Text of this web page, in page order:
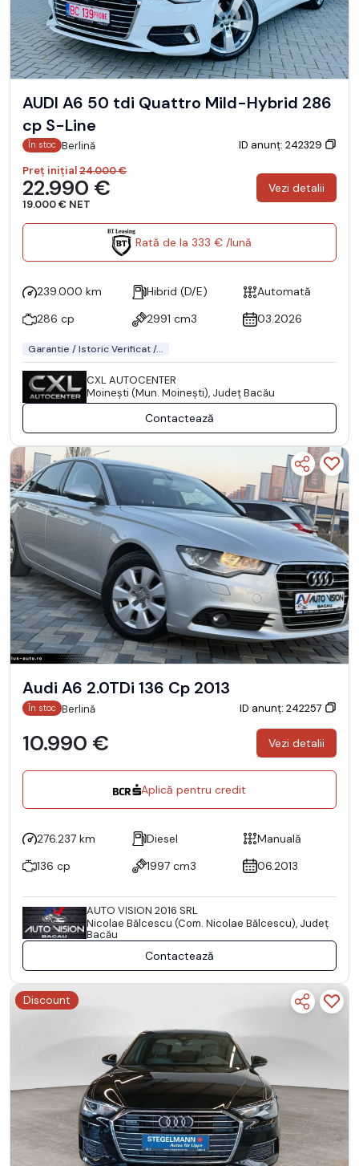
AUDI A6 50 tdi Quattro Mild-Hybrid 286
cp S-Line
În stoc Berlină
ID anunț: 242329
Preț inițial24.000 €
22.990 €
19.000 € NET
Vezi detalii
Rată de la 333 € /lună
239.000 km Hibrid (D/E)
Automată
286 cp
2991 cm3 03.2026
Garantie / Istoric Verificat /...
CXL AUTOCENTER
Moineşti (Mun. Moineşti), Județ Bacău
Contactează
Audi A6 2.0TDi 136 Cp 2013
În stoc Berlină ID anunț: 242257
10.990 € Vezi detalii
Aplică pentru credit
276.237 km Diesel
Manuală
136 cp
1997 cm3 06.2013
AUTO VISION 2016 SRL
Nicolae Bălcescu (Com. Nicolae Bălcescu), Județ
Bacău
Contactează
Discount